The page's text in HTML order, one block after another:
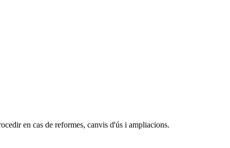
en cas de reformes, canvis d'ús i ampliacions.